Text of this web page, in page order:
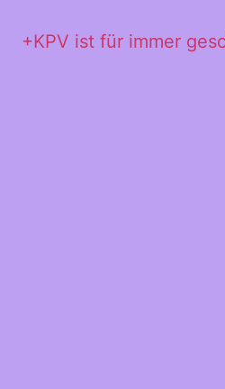
+KPV ist für immer